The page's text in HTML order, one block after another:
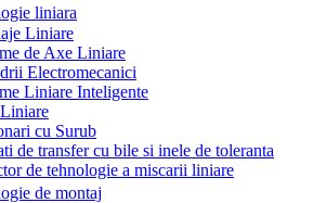
liniara
Liniare
de Axe Liniare
Electromecanici
Liniare Inteligente
cu Surub
de transfer cu bile si inele de toleranta
de tehnologie a miscarii liniare
de montaj